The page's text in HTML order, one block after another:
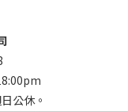
公休。